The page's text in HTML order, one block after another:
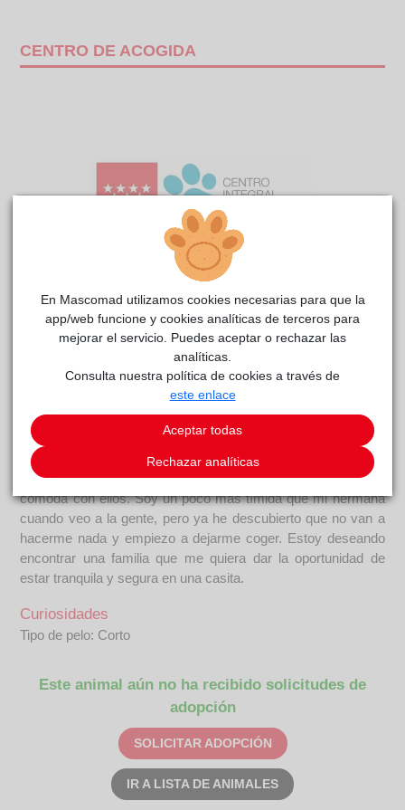
CENTRO DE ACOGIDA
Sirenitareside actualmente en el centro de acogida
CIAAM.
COMENTARIOS
Carácter
Somos Hadita y Sirenita, dos personajes de cuentos
fantásticos, a las que nos gustaría llegar a tu corazón. Me
encanta jugar con los demás gatitos y me siento muy
cómoda con ellos. Soy un poco más tímida que mi hermana
cuando veo a la gente, pero ya he descubierto que no van a
hacerme nada y empiezo a dejarme coger. Estoy deseando
encontrar una familia que me quiera dar la oportunidad de
estar tranquila y segura en una casita.
Curiosidades
Tipo de pelo: Corto
Este animal aún no ha recibido solicitudes de
adopción
SOLICITAR ADOPCIÓN
IR A LISTA DE ANIMALES
En Mascomad utilizamos cookies necesarias para que la
app/web funcione y cookies analíticas de terceros para
mejorar el servicio. Puedes aceptar o rechazar las
analíticas.
Consulta nuestra política de cookies a través de
este enlace
Aceptar todas
Rechazar analíticas